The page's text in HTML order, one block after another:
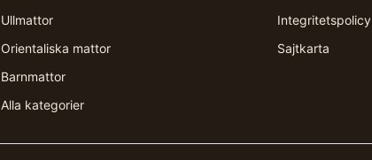
Ullmattor
Orientaliska mattor
Barnmattor
Alla kategorier
Integritetspolicy
Sajtkarta